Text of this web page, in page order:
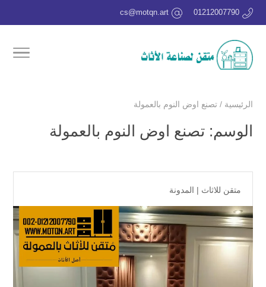
01212007790
cs@motqn.art
الرئيسية / تصنع اوض النوم بالعمولة
الوسم: تصنع اوض النوم بالعمولة
متقن للاثاث | المدونة